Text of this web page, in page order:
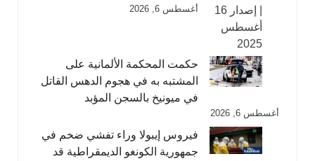
أغسطس 6, 2026
حكمت المحكمة الألمانية على
المشتبه به في هجوم الدهس القاتل
في ميونيخ بالسجن المؤبد
أغسطس 6, 2026
فيروس إيبولا وراء تفشي ضخم في
جمهورية الكونغو الديمقراطية قد